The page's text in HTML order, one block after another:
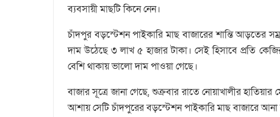
ব্যবসায়ী মাছটি কিনে নেন।
চাঁদপুর বড়স্টেশন পাইকারি মাছ বাজারের শান্তি আড়তের
দাম উঠেছে ৩ লাখ ৫ হাজার টাকা। সেই হিসাবে প্রতি
বেশি থাকায় ভালো দাম পাওয়া গেছে।
বাজার সূত্রে জানা গেছে, শুক্রবার রাতে নোয়াখালীর
আশায় সেটি চাঁদপুরের বড়স্টেশন পাইকারি মাছ বাজারে